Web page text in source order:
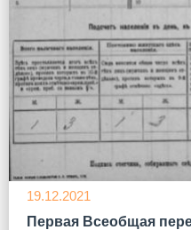
19.12.2021
Первая Всеобщая